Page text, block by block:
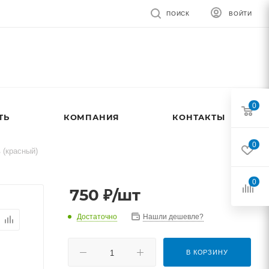
ВОЙТИ
ПОИСК
КОМПАНИЯ КОНТАКТЫ
(красный)
750 ₽/шт
Достаточно Нашли дешевле?
В КОРЗИНУ
0
0
0